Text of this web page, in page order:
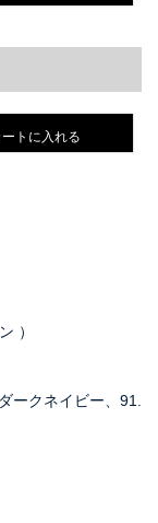
ートに入れる
）
ークネイビー、91.